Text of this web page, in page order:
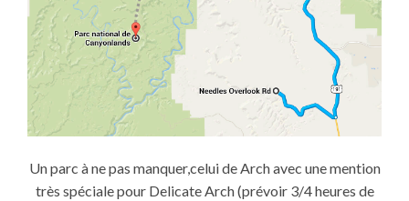
Un parc à ne pas manquer,celui de Arch avec une mention
très spéciale pour Delicate Arch (prévoir 3/4 heures de